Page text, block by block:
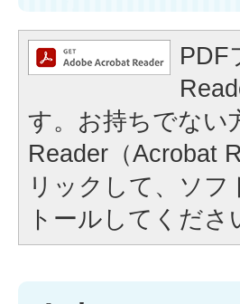
PDF
す。お持ちでない
Reader（Acrobat
リックして、ソ
トールしてくださ